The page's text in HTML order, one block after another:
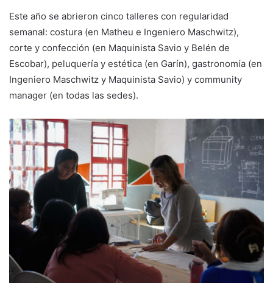
Este año se abrieron cinco talleres con regularidad
semanal: costura (en Matheu e Ingeniero Maschwitz),
corte y confección (en Maquinista Savio y Belén de
Escobar), peluquería y estética (en Garín), gastronomía (en
Ingeniero Maschwitz y Maquinista Savio) y community
manager (en todas las sedes).